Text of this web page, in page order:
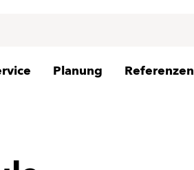
Planung Referenzen